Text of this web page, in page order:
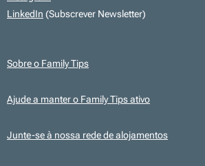
LinkedIn (Subscrever Newsletter)
Sobre o Family Tips
Ajude a manter o Family Tips ativo
Junte-se à nossa rede de alojamentos